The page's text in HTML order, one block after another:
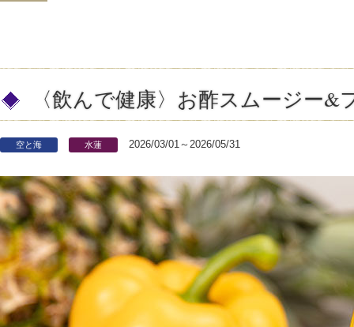
〈飲んで健康〉お酢スムージー
空と海 水蓮 2026/03/01～2026/05/31